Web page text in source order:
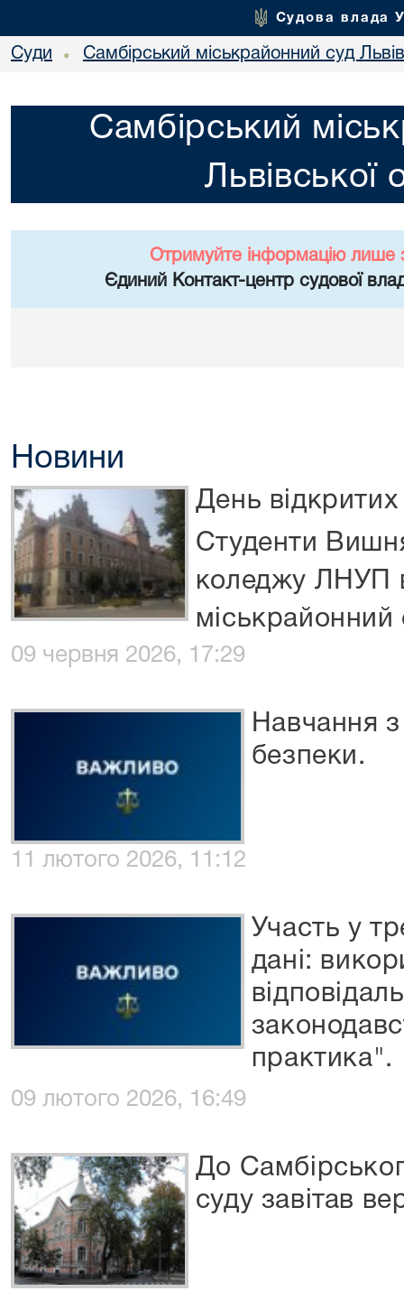
Судова влада
Суди • Самбірський міськрайонний суд
Самбірський
Львівської
Отримуйте інформацію лише
Єдиний Контакт-центр судової
Новини
День
Cтуденти
коледжу ЛНУП
міськрайонний
09 червня 2026, 17:29
Навчання
безпеки.
11 лютого 2026, 11:12
Участь у
дані:
практика".
09 лютого 2026, 16:49
До
суду завітав